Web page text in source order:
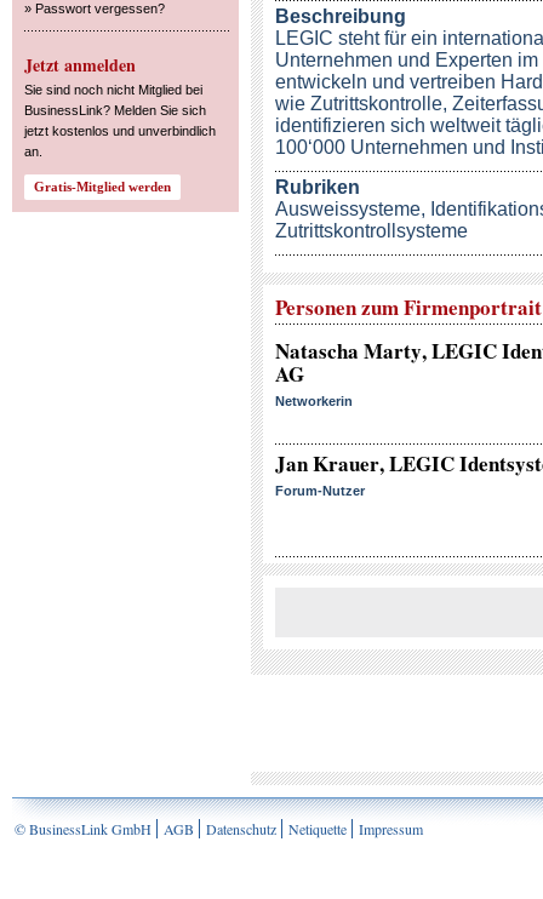
» Passwort vergessen?
Jetzt anmelden
Sie sind noch nicht Mitglied bei
BusinessLink? Melden Sie sich
jetzt kostenlos und unverbindlich
an.
Beschreibung
LEGIC steht für ein
Unternehmen und Experten
entwickeln und vertreiben
wie Zutrittskontrolle,
identifizieren sich weltweit
100‘000 Unternehmen und
Rubriken
Ausweissysteme,
Zutrittskontrollsysteme
Personen zum Firmenportrait
Natascha Marty, LEGIC
AG
Networkerin
Jan Krauer, LEGIC
Forum-Nutzer
© BusinessLink GmbH AGB Datenschutz Netiquette Impressum